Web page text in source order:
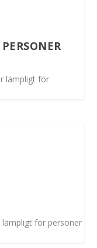
lämpligt för
för personer